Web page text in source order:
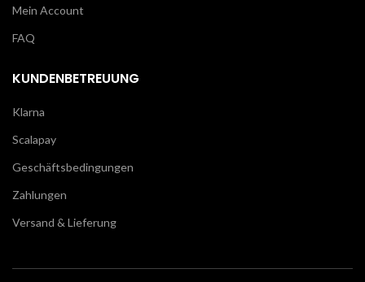
Mein Account
FAQ
KUNDENBETREUUNG
Klarna
Scalapay
Geschäftsbedingungen
Zahlungen
Versand & Lieferung